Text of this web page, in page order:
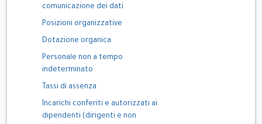
comunicazione dei dati
Posizioni organizzative
Dotazione organica
Personale non a tempo
indeterminato
Tassi di assenza
Incarichi conferiti e autorizzati ai
dipendenti (dirigenti e non